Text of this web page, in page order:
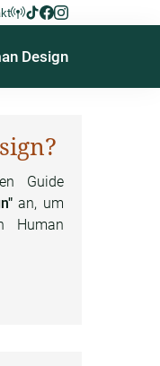
Design
Guide
an, um
Human